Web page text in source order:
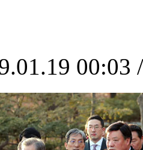
00:03